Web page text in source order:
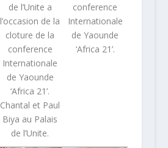
de l’Unite a
l’occasion de la
cloture de la
conference
Internationale
de Yaounde
‘Africa 21’.
Chantal et Paul
Biya au Palais
de l’Unite.
conference
Internationale
de Yaounde
‘Africa 21’.